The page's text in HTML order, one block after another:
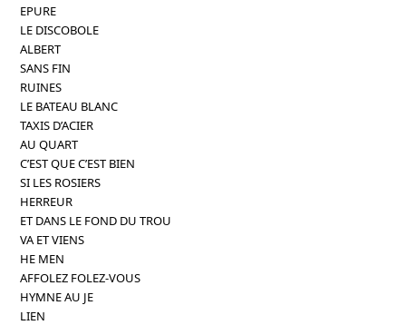
EPURE
LE DISCOBOLE
ALBERT
SANS FIN
RUINES
LE BATEAU BLANC
TAXIS D’ACIER
AU QUART
C’EST QUE C’EST BIEN
SI LES ROSIERS
HERREUR
ET DANS LE FOND DU TROU
VA ET VIENS
HE MEN
AFFOLEZ FOLEZ-VOUS
HYMNE AU JE
LIEN